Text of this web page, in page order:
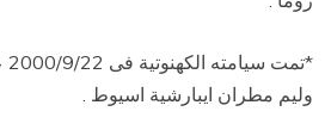
وليم مطران ايبارشية اسيوط .